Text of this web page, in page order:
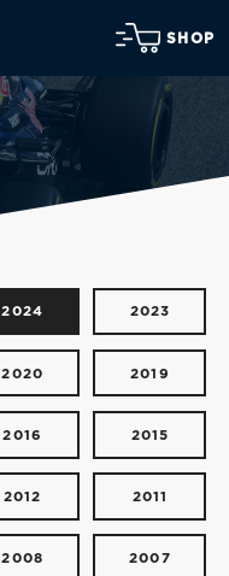
SHOP
2024 2023
2020 2019
2016 2015
2012 2011
2008 2007